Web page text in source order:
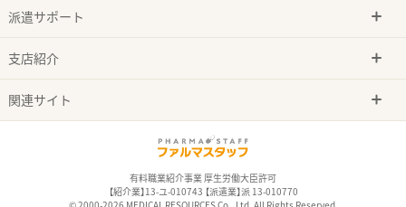
派遣サポート
支店紹介
関連サイト
有料職業紹介事業 厚生労働大臣許可
【紹介業】13-ユ-010743 【派遣業】派 13-010770